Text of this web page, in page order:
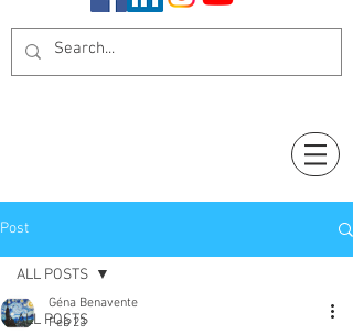
Post
ALL POSTS
ALL POSTS
Géna Benavente
Feb 23